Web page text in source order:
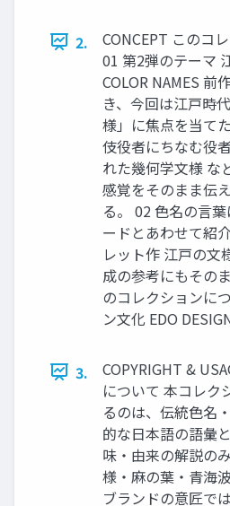
2.
CONCEPT このコ
01 第2弾のテーマ
COLOR NAMES 前
き、今回は江戸時
様」に焦点を当て
伎役者にちなむ役
れた幾何学文様 な
感覚をそのまま伝
る。 02 色名の言
ードとあわせて紹
レット作 江戸の文
成の参考にもその
のコレクションに
ン文化 EDO
3.
COPYRIGHT &
について 本コレク
るのは、伝統色名
的な日本語の語彙
味・由来の解説の
様・麻の葉・青海
ブランドの意匠で